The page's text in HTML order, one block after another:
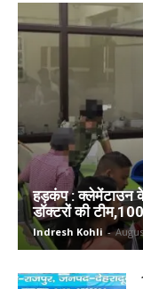
हड़कंप : क्लेमेंटाउन
डॉक्टरों की
Indresh Kohli -